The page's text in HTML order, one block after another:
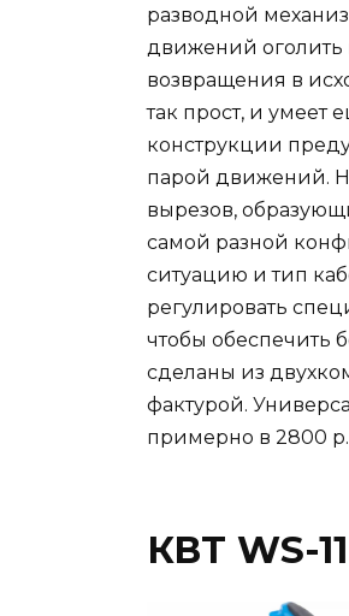
разводной
движений оголить
возвращения в
так прост, и умеет
конструкции
парой движений.
вырезов,
самой разной
ситуацию и тип
регулировать
чтобы
сделаны из
фактурой.
примерно в 2800 р.
КВТ WS-